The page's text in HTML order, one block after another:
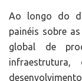
Ao longo do
painéis sobre
global de